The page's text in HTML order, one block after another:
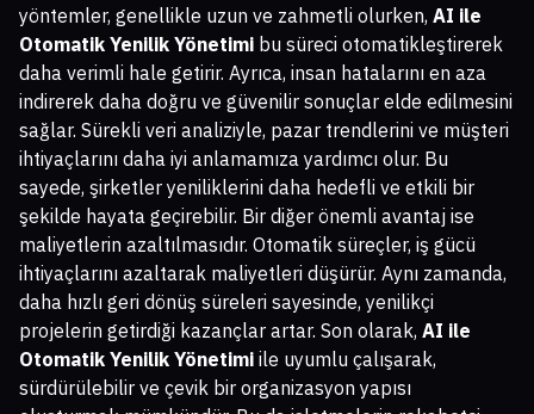
yöntemler, genellikle uzun ve zahmetli olurken, AI ile
Otomatik Yenilik Yönetimi bu süreci otomatikleştirerek
daha verimli hale getirir. Ayrıca, insan hatalarını en aza
indirerek daha doğru ve güvenilir sonuçlar elde edilmesini
sağlar. Sürekli veri analiziyle, pazar trendlerini ve müşteri
ihtiyaçlarını daha iyi anlamamıza yardımcı olur. Bu
sayede, şirketler yeniliklerini daha hedefli ve etkili bir
şekilde hayata geçirebilir. Bir diğer önemli avantaj ise
maliyetlerin azaltılmasıdır. Otomatik süreçler, iş gücü
ihtiyaçlarını azaltarak maliyetleri düşürür. Aynı zamanda,
daha hızlı geri dönüş süreleri sayesinde, yenilikçi
projelerin getirdiği kazançlar artar. Son olarak, AI ile
Otomatik Yenilik Yönetimi ile uyumlu çalışarak,
sürdürülebilir ve çevik bir organizasyon yapısı